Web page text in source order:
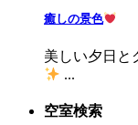
癒しの景色
美しい夕日
...
空室検索